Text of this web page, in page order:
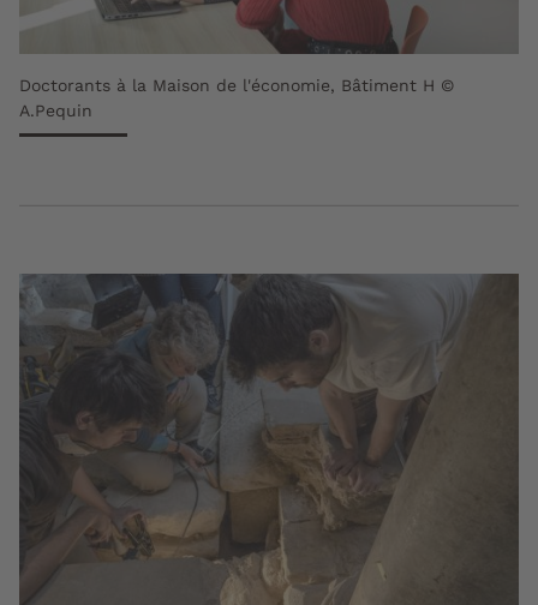
Doctorants à la Maison de l'économie, Bâtiment H ©
A.Pequin